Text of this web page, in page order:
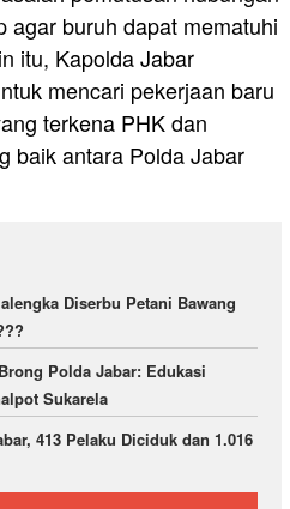
agar buruh dapat mematuhi
itu, Kapolda Jabar
mencari pekerjaan baru
terkena PHK dan
baik antara Polda Jabar
Diserbu Petani Bawang
Polda Jabar: Edukasi
Sukarela
413 Pelaku Diciduk dan 1.016